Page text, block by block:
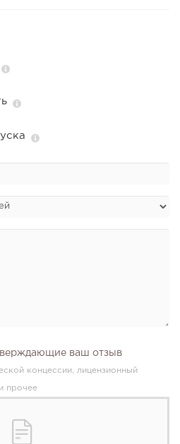
до бизнеса стоимостью
ваш отзыв
концессии, лицензионный
прочее